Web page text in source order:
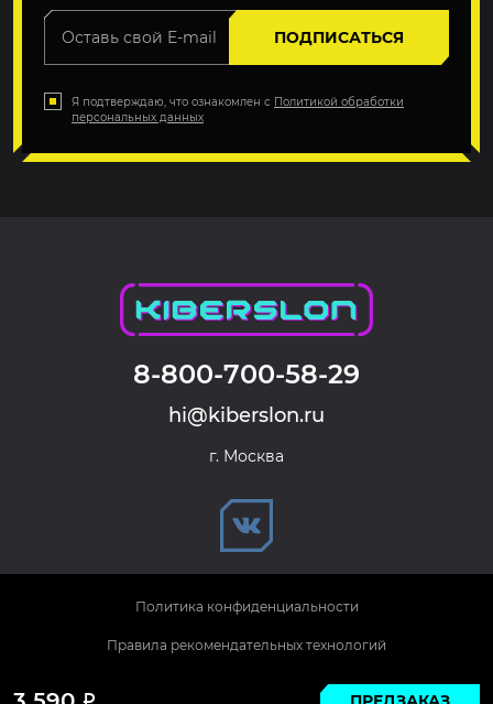
Р
ПОДПИСАТЬСЯ
Я подтверждаю, что ознакомлен с Политикой обработки
персональных данных
8-800-700-58-29
hi@kiberslon.ru
г. Москва
© 2026 KIBERSLON. Все права защищены.
Политика конфиденциальности
Правила рекомендательных технологий